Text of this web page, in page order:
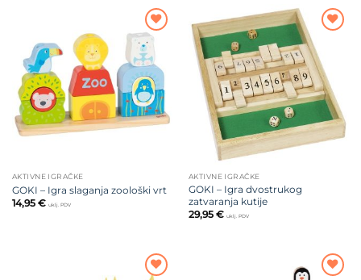
Dodajte
na listu
želja
AKTIVNE IGRAČKE
GOKI – Igra slaganja zoološki vrt
14,95 € uklj. PDV
Dodajte
na listu
želja
AKTIVNE IGRAČKE
GOKI – Igra dvostrukog
zatvaranja kutije
29,95 € uklj. PDV